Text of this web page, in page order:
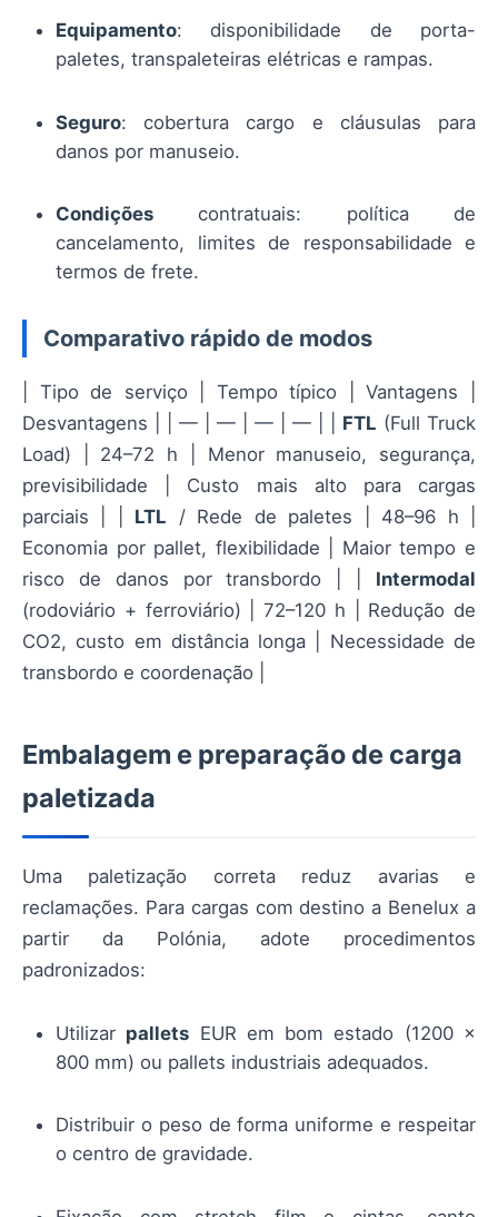
Equipamento: disponibilidade de porta-
paletes, transpaleteiras elétricas e rampas.
Seguro: cobertura cargo e cláusulas para
danos por manuseio.
Condições contratuais: política de
cancelamento, limites de responsabilidade e
termos de frete.
Comparativo rápido de modos
| Tipo de serviço | Tempo típico | Vantagens |
Desvantagens | | — | — | — | — | | FTL (Full Truck
Load) | 24–72 h | Menor manuseio, segurança,
previsibilidade | Custo mais alto para cargas
parciais | | LTL / Rede de paletes | 48–96 h |
Economia por pallet, flexibilidade | Maior tempo e
risco de danos por transbordo | | Intermodal
(rodoviário + ferroviário) | 72–120 h | Redução de
CO2, custo em distância longa | Necessidade de
transbordo e coordenação |
Embalagem e preparação de carga
paletizada
Uma paletização correta reduz avarias e
reclamações. Para cargas com destino a Benelux a
partir da Polónia, adote procedimentos
padronizados:
Utilizar pallets EUR em bom estado (1200 ×
800 mm) ou pallets industriais adequados.
Distribuir o peso de forma uniforme e respeitar
o centro de gravidade.